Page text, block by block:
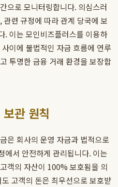
으로 모니터링합니다. 의심스러
련 규정에 따라 관계 당국에 보
. 이는 모인비즈플러스를 이용하
이에 불법적인 자금 흐름에 연루
투명한 금융 거래 환경을 보장합
관 원칙
은 회사의 운영 자금과 법적으로
에서 안전하게 관리됩니다. 이는
객의 자산이 100% 보호됨을 의
고객의 돈은 최우선으로 보호받